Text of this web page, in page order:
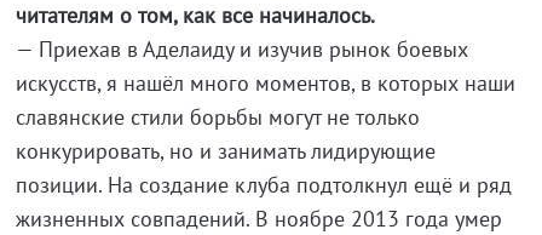
читателям о том, как все начиналось.
— Приехав в Аделаиду и изучив рынок боевых
искусств, я нашёл много моментов, в которых наши
славянские стили борьбы могут не только
конкурировать, но и занимать лидирующие
позиции. На создание клуба подтолкнул ещё и ряд
жизненных совпадений. В ноябре 2013 года умер